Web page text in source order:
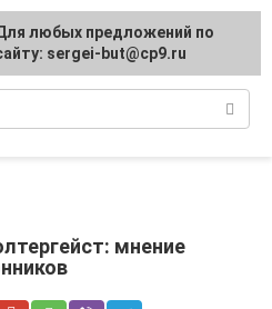
сны
мнение
любых предложений по
sergei-but@cp9.ru